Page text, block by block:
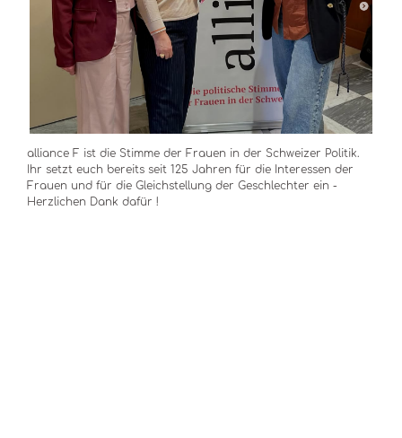
alliance F ist die Stimme der Frauen in der Schweizer Politik.
Ihr setzt euch bereits seit 125 Jahren für die Interessen der
Frauen und für die Gleichstellung der Geschlechter ein -
Herzlichen Dank dafür !